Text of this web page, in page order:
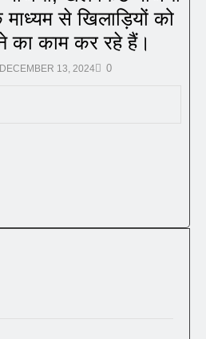
से खिलाड़ियों को
का काम कर रहे हैं।
DECEMBER 13, 2024 0